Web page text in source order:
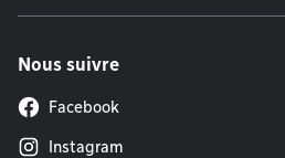
Nous suivre
Facebook
Instagram